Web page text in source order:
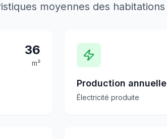
moyennes des habitations
36
m²
Production annuelle
Électricité produite